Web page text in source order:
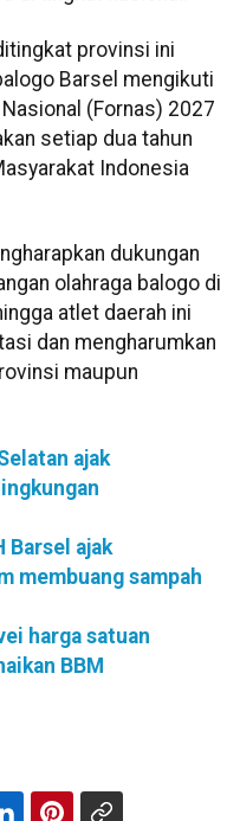
provinsi ini
Barsel mengikuti
(Fornas) 2027
setiap dua tahun
Indonesia
dukungan
olahraga balogo di
atlet daerah ini
dan mengharumkan
maupun
ajak
Barsel ajak
membuang sampah
harga satuan
BBM